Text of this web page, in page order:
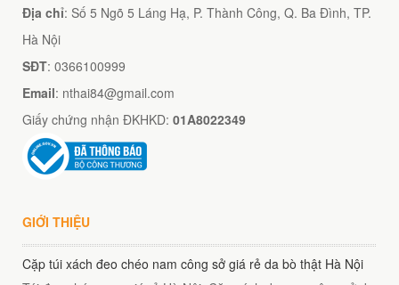
Địa chỉ: Số 5 Ngõ 5 Láng Hạ, P. Thành Công, Q. Ba Đình, TP.
Hà Nội
SĐT: 0366100999
Email: nthai84@gmail.com
Giấy chứng nhận ĐKHKD: 01A8022349
GIỚI THIỆU
Cặp túi xách đeo chéo nam công sở giá rẻ da bò thật Hà Nội